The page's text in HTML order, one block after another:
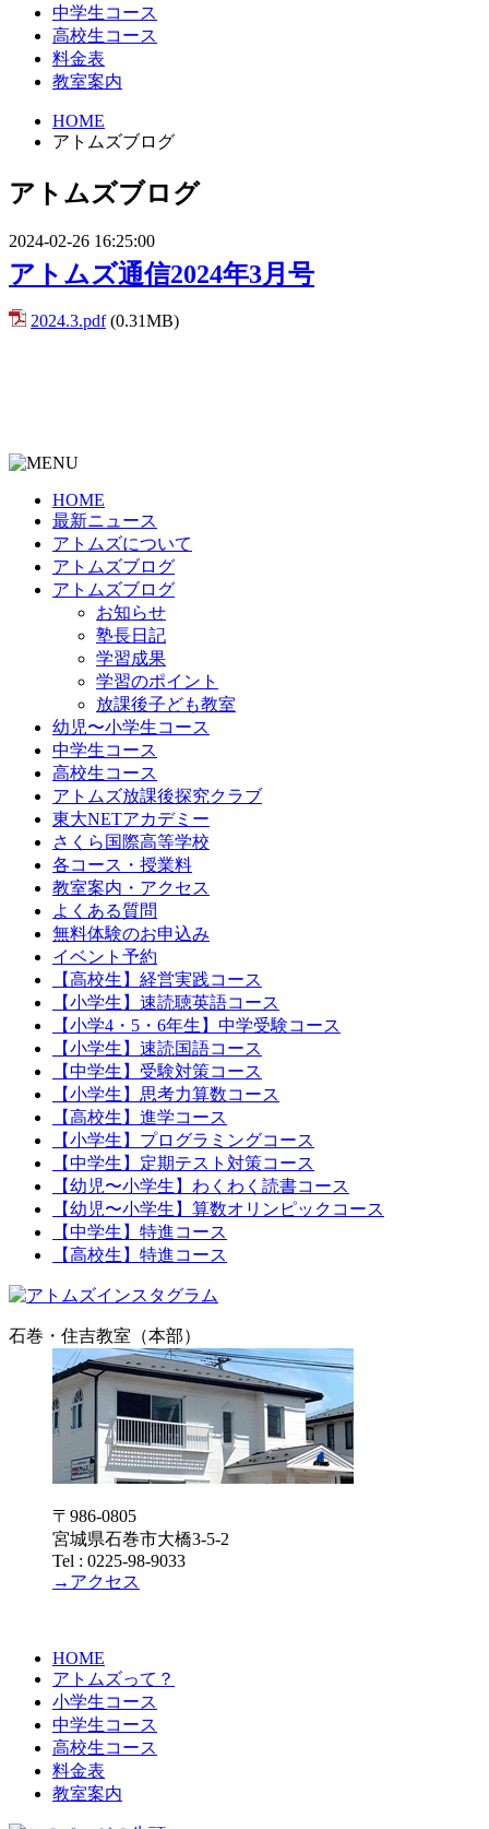
中学生コース
高校生コース
料金表
教室案内
HOME
アトムズブログ
アトムズブログ
2024-02-26 16:25:00
アトムズ通信2024年3月号
2024.3.pdf (0.31MB)
HOME
最新ニュース
アトムズについて
アトムズブログ
アトムズブログ
お知らせ
塾長日記
学習成果
学習のポイント
放課後子ども教室
幼児〜小学生コース
中学生コース
高校生コース
アトムズ放課後探究クラブ
東大NETアカデミー
さくら国際高等学校
各コース・授業料
教室案内・アクセス
よくある質問
無料体験のお申込み
イベント予約
【高校生】経営実践コース
【小学生】速読聴英語コース
【小学4・5・6年生】中学受験コース
【小学生】速読国語コース
【中学生】受験対策コース
【小学生】思考力算数コース
【高校生】進学コース
【小学生】プログラミングコース
【中学生】定期テスト対策コース
【幼児〜小学生】わくわく読書コース
【幼児〜小学生】算数オリンピックコース
【中学生】特進コース
【高校生】特進コース
石巻・住吉教室（本部）
〒986-0805
宮城県石巻市大橋3-5-2
Tel : 0225-98-9033
→アクセス
HOME
アトムズって？
小学生コース
中学生コース
高校生コース
料金表
教室案内